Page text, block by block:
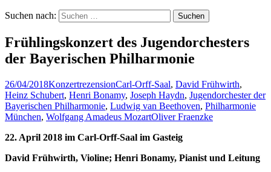
Suchen nach:
Frühlingskonzert des Jugendorchesters
der Bayerischen Philharmonie
26/04/2018KonzertrezensionCarl-Orff-Saal, David Frühwirth,
Heinz Schubert, Henri Bonamy, Joseph Haydn, Jugendorchester der
Bayerischen Philharmonie, Ludwig van Beethoven, Philharmonie
München, Wolfgang Amadeus MozartOliver Fraenzke
22. April 2018 im Carl-Orff-Saal im Gasteig
David Frühwirth, Violine; Henri Bonamy, Pianist und Leitung